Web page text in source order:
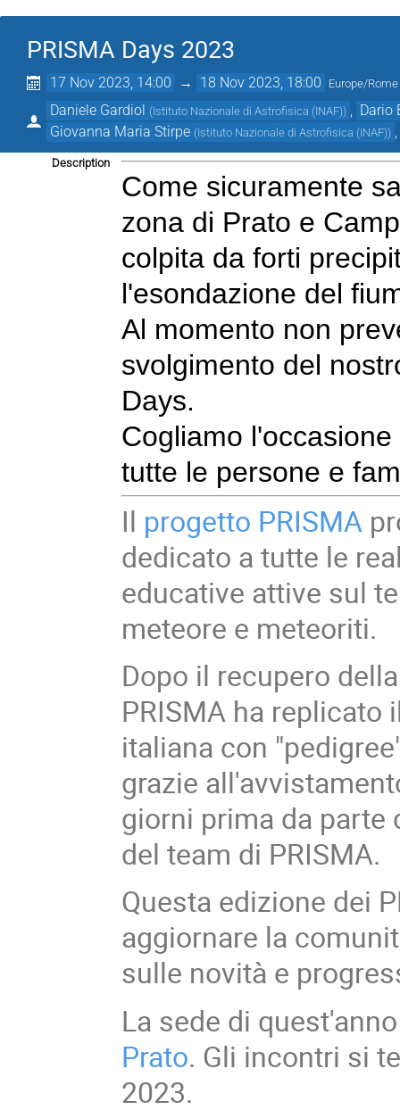
PRISMA Days 2023
17 Nov 2023, 14:00 → 18 Nov 2023, 18:00 Europe/Rome
Daniele Gardiol (Istituto Nazionale di Astrofisica (INAF))
Dario
Giovanna Maria Stirpe (Istituto Nazionale di Astrofisica (INAF))
Description
Come sicuramente
zona di Prato e
colpita da forti
l'esondazione del
Al momento non
svolgimento del
Days.
Cogliamo
tutte le persone e
Il progetto PRISMA
dedicato a tutte le
educative attive sul
meteore e meteoriti.
Dopo il recupero
PRISMA ha
italiana con
grazie
giorni prima da parte
del team di PRISMA.
Questa edizione dei
aggiornare la
sulle novità e
La sede di
Prato. Gli incontri si
2023.